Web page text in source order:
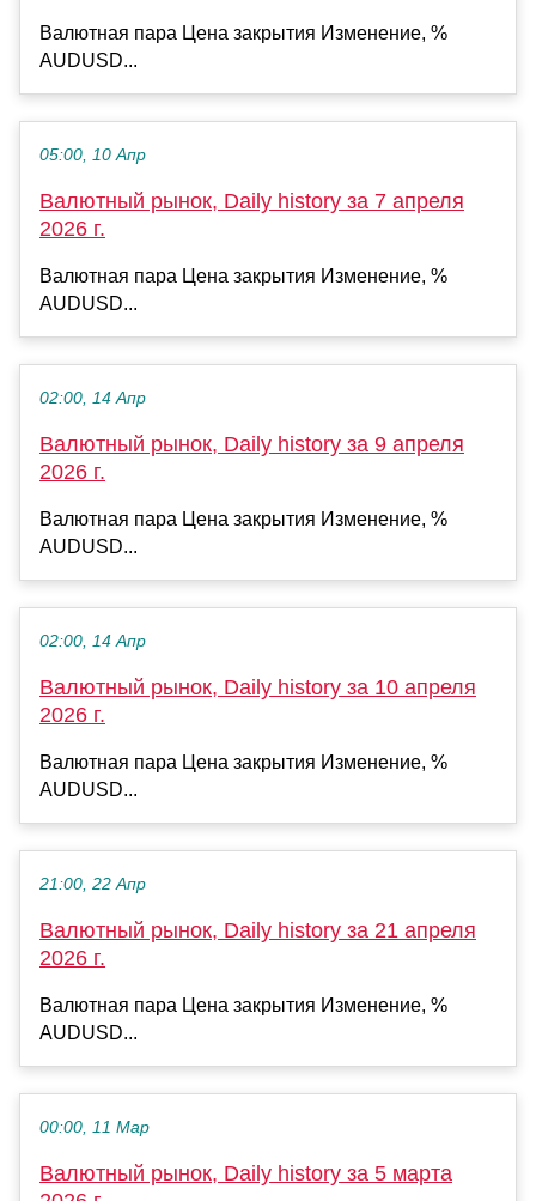
Валютная пара Цена закрытия Изменение, %
AUDUSD...
05:00, 10 Апр
Валютный рынок, Daily history за 7 апреля
2026 г.
Валютная пара Цена закрытия Изменение, %
AUDUSD...
02:00, 14 Апр
Валютный рынок, Daily history за 9 апреля
2026 г.
Валютная пара Цена закрытия Изменение, %
AUDUSD...
02:00, 14 Апр
Валютный рынок, Daily history за 10 апреля
2026 г.
Валютная пара Цена закрытия Изменение, %
AUDUSD...
21:00, 22 Апр
Валютный рынок, Daily history за 21 апреля
2026 г.
Валютная пара Цена закрытия Изменение, %
AUDUSD...
00:00, 11 Мар
Валютный рынок, Daily history за 5 марта